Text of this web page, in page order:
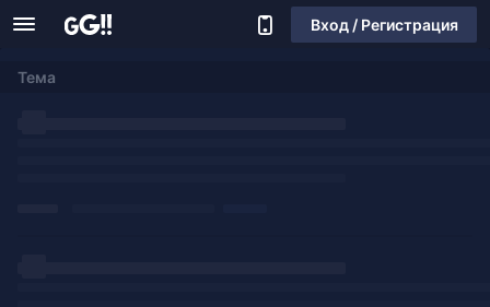
Вход / Регистрация
Тема